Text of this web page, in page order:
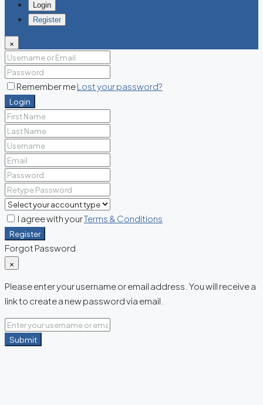
Login
Register
×
Remember meLost your password?
Login
I agree with yourTerms & Conditions
Register
Forgot Password
×
Please enter your username or email address. You will receive a
link to create a new password via email.
Submit